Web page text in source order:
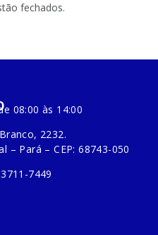
fechados.
08:00 às 14:00
2232.
– Pará – CEP: 68743-050
7449